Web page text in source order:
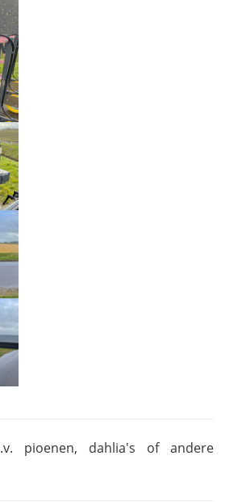
pioenen, dahlia's of andere